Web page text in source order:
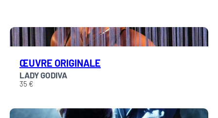
ŒUVRE ORIGINALE
LADY GODIVA
35 €